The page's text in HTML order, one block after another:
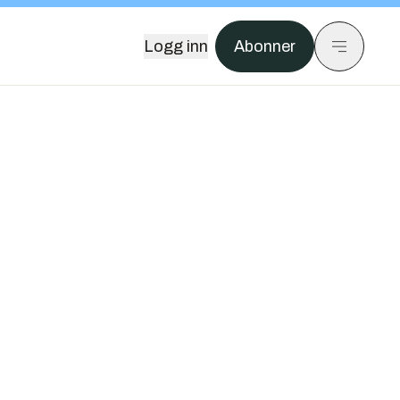
Logg inn Abonner